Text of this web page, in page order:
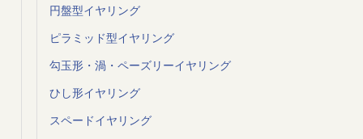
円盤型イヤリング
ピラミッド型イヤリング
勾玉形・渦・ペーズリーイヤリング
ひし形イヤリング
スペードイヤリング